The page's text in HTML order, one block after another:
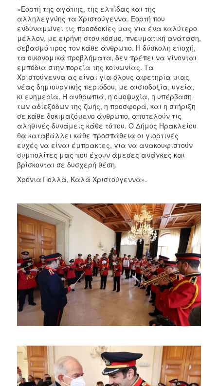
«Εορτή της αγάπης, της ελπίδας και της
αλληλεγγύης τα Χριστούγεννα. Εορτή που
ενδυναμώνει τις προσδοκίες μας για ένα καλύτερο
μέλλον, με ειρήνη στον κόσμο, πνευματική ανάταση,
σεβασμό προς τον κάθε άνθρωπο. Η δύσκολη εποχή,
τα οικονομικά προβλήματα, δεν πρέπει να γίνονται
εμπόδια στην πορεία της κοινωνίας. Τα
Χριστούγεννα ας είναι για όλους αφετηρία μιας
νέας δημιουργικής περιόδου, με αισιοδοξία, υγεία,
κι ευημερία. Η ανθρωπιά, η ομοψυχία, η υπέρβαση
των αδιεξόδων της ζωής, η προσφορά, και η στήριξη
σε κάθε δοκιμαζόμενο άνθρωπο, αποτελούν τις
αληθινές δυνάμεις κάθε τόπου. Ο Δήμος Ηρακλείου
θα καταβάλλει κάθε προσπάθεια οι γιορτινές
ευχές να είναι έμπρακτες, για να ανακουφιστούν
συμπολίτες μας που έχουν άμεσες ανάγκες και
βρίσκονται σε δυσχερή θέση.
Χρόνια Πολλά, Καλά Χριστούγεννα».